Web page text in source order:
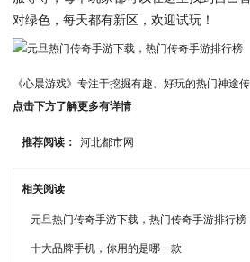
对绿色，每天都有新区，欢迎试玩！
《心晨游戏》专注于挖掘有趣、好玩的热门神途
点击下方了解更多有详情
推荐阅读： 河北都市网
相关阅读
元旦热门传奇手游下载，热门传奇手游排行榜
十大品牌手机，你用的是哪一款